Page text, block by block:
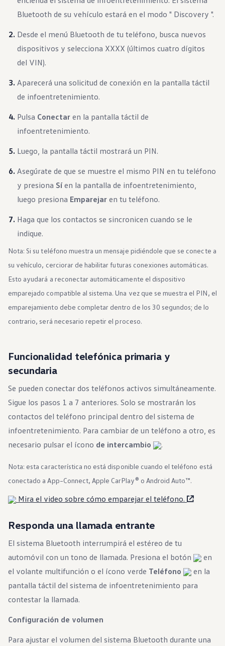
Garantía e información de mantenimiento
Servicio y mantenimiento
Calendario de mantenimiento
Reparación de colisiones certificada
Servicio de vehículos eléctricos
Financiamiento de servicio y piezas
Piezas
Neumáticos y ruedas
Financiación de servicio y piezas
Cuentas y pagos
Financiación de servicio y piezas
Opciones de intercambio y actualización
Aplicaciones y servicios conectados
Aplicación myVW
Actualizaciones de software del vehículo
SiriusXM
Beneficios para propietarios
Programa de accesibilidad para conductores
Beneficios de los vehículos usados certificados
Acerca de VW
Misión y valores
Información Corporativa
Marca y comunidad
DriverGear - Ropa y equipo
Nuestra Federación de Fútbol de EE. UU.
Ayuda y soporte
Bluetooth de su vehículo estará en el modo " Discovery ".
Desde el menú Bluetooth de tu teléfono, busca nuevos
dispositivos y selecciona XXXX (últimos cuatro dígitos
del VIN).
Aparecerá una solicitud de conexión en la pantalla táctil
de infoentretenimiento.
Pulsa Conectar en la pantalla táctil de
infoentretenimiento.
Luego, la pantalla táctil mostrará un PIN.
Asegúrate de que se muestre el mismo PIN en tu teléfono
y presiona Síen la pantalla de infoentretenimiento,
luego presiona Emparejaren tu teléfono.
Haga que los contactos se sincronicen cuando se le
indique.
Nota: Si su teléfono muestra un mensaje pidiéndole que se conecte a
su vehículo, cerciorar de habilitar futuras conexiones automáticas.
Esto ayudará a reconectar automáticamente el dispositivo
emparejado compatible al sistema. Una vez que se muestra el PIN, el
emparejamiento debe completar dentro de los 30 segundos; de lo
contrario, será necesario repetir el proceso.
Funcionalidad telefónica primaria y
secundaria
Se pueden conectar dos teléfonos activos simultáneamente.
Sigue los pasos 1 a 7 anteriores. Solo se mostrarán los
contactos del teléfono principal dentro del sistema de
infoentretenimiento. Para cambiar de un teléfono a otro, es
necesario pulsar el ícono de intercambio .
Nota: esta característica no está disponible cuando el teléfono está
conectado a App–Connect, Apple CarPlay® o Android Auto™.
Mira el video sobre cómo emparejar el teléfono.
Responda una llamada entrante
El sistema Bluetooth interrumpirá el estéreo de tu
automóvil con un tono de llamada. Presiona el botón
en
el volante multifunción o el ícono verde Teléfono
en la
pantalla táctil del sistema de infoentretenimiento para
contestar la llamada.
Configuración de volumen
Para ajustar el volumen del sistema Bluetooth durante una